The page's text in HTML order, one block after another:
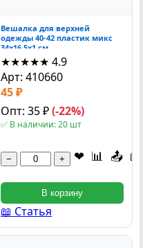
Вешалка для верхней
одежды 40-42 пластик микс
34x16.5x1 см
★★★★★ 4.9
Арт: 410660
45 ₽
Опт: 35 ₽(-22%)
✅ В наличии: 20 шт
− + ❤ 📊 📤 📖
В корзину
📖 Статья